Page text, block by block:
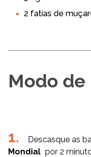
2 fatias de
Modo de
Descasque as
Mondial por 2